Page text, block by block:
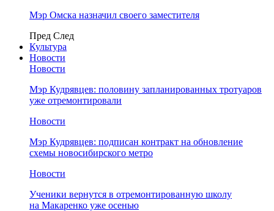
Мэр Омска назначил своего заместителя
Пред След
Культура
Новости
Новости
Мэр Кудрявцев: половину запланированных тротуаров
уже отремонтировали
Новости
Мэр Кудрявцев: подписан контракт на обновление
схемы новосибирского метро
Новости
Ученики вернутся в отремонтированную школу
на Макаренко уже осенью